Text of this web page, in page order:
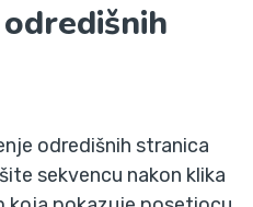
odredišnih stranica
sekvencu nakon klika